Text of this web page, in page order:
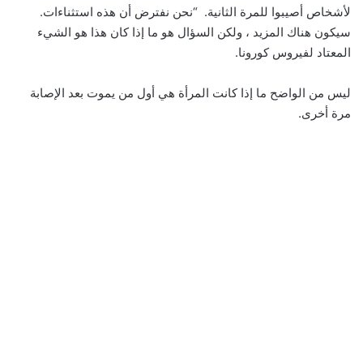
لأشخاص أصيبوا للمرة الثانية. “نحن نفترض أن هذه استثناءات.
سيكون هناك المزيد ، ولكن السؤال هو ما إذا كان هذا هو الشيء
المعتاد لفيروس كورونا.
ليس من الواضح ما إذا كانت المرأة هي أول من يموت بعد الإصابة
مرة أخرى.